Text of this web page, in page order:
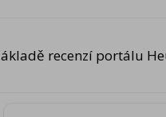
recenzí portálu